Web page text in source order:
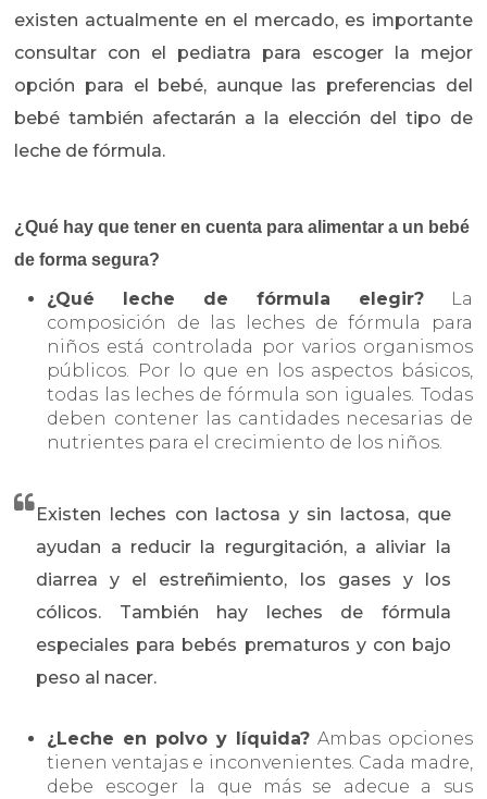
existen actualmente en el mercado, es importante
consultar con el pediatra para escoger la mejor
opción para el bebé, aunque las preferencias del
bebé también afectarán a la elección del tipo de
leche de fórmula.
¿Qué hay que tener en cuenta para alimentar a un bebé
de forma segura?
¿Qué leche de fórmula elegir?La
composición de las leches de fórmula para
niños está controlada por varios organismos
públicos. Por lo que en los aspectos básicos,
todas las leches de fórmula son iguales. Todas
deben contener las cantidades necesarias de
nutrientes para el crecimiento de los niños.
Existen leches con lactosa y sin lactosa, que
ayudan a reducir la regurgitación, a aliviar la
diarrea y el estreñimiento, los gases y los
cólicos. También hay leches de fórmula
especiales para bebés prematuros y con bajo
peso al nacer.
¿Leche en polvo y líquida?Ambas opciones
tienen ventajas e inconvenientes. Cada madre,
debe escoger la que más se adecue a sus